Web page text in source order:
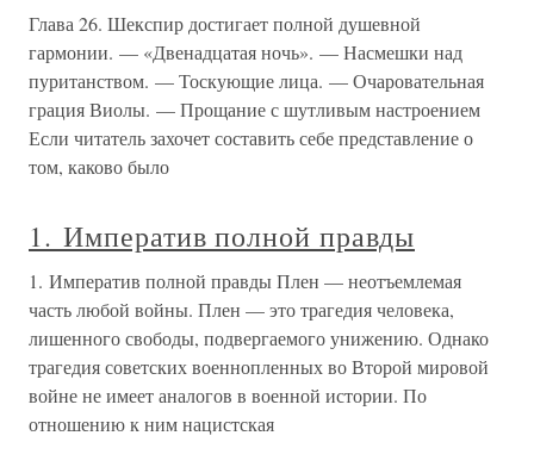
Глава 26. Шекспир достигает полной душевной
гармонии. — «Двенадцатая ночь». — Насмешки над
пуританством. — Тоскующие лица. — Очаровательная
грация Виолы. — Прощание с шутливым настроением
Если читатель захочет составить себе представление о
том, каково было
1. Императив полной правды
1. Императив полной правды Плен — неотъемлемая
часть любой войны. Плен — это трагедия человека,
лишенного свободы, подвергаемого унижению. Однако
трагедия советских военнопленных во Второй мировой
войне не имеет аналогов в военной истории. По
отношению к ним нацистская